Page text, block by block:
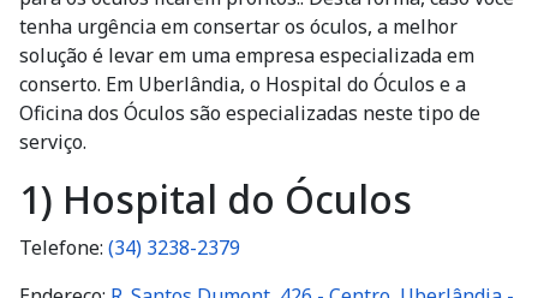
tenha urgência em consertar os óculos, a melhor
solução é levar em uma empresa especializada em
conserto. Em Uberlândia, o Hospital do Óculos e a
Oficina dos Óculos são especializadas neste tipo de
serviço.
1) Hospital do Óculos
Telefone: (34) 3238-2379
Endereço:
R. Santos Dumont, 426 - Centro, Uberlândia -